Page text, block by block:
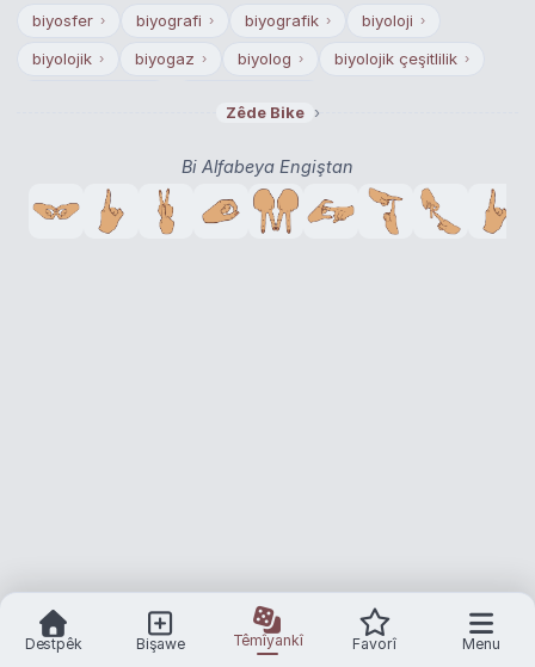
biyosfer › biyografi › biyografik › biyoloji ›
biyolojik › biyogaz › biyolog › biyolojik çeşitlilik ›
Zêde Bike ›
Bi Alfabeya Engiştan
Destpêk Bişawe Têmîyankî Favorî Menu